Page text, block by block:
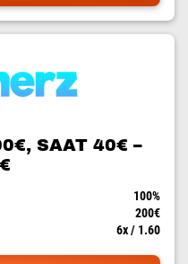
SAAT 40€ –
100%
200€
6x / 1.60